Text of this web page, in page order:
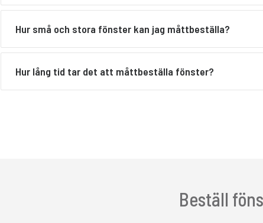
Alla fönster och dörrar från VELFAC är måttbeställda, så
i vilka fönstertyper du kan välja mellan, när du måttbeställer
öppningsfunktioner och min/max mått under varje
Hur små och stora fönster kan jag måttbeställa?
Du kan måttbeställa både riktigt stora och riktigt små
min/maxhöjder och min/maxbredder för alla
Glastyp och -vikt är avgörande för max-storlek och
Hur lång tid tar det att måttbeställa fönster?
Beställ